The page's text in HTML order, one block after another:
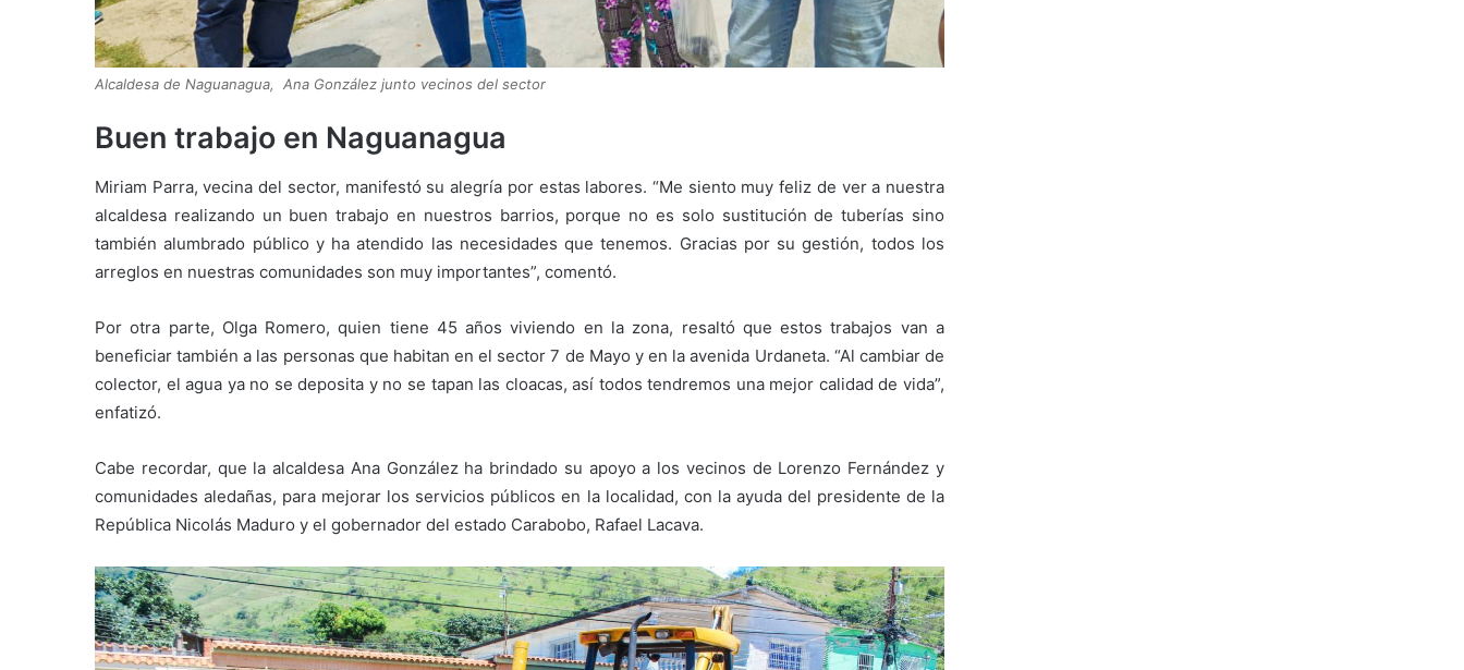
Alcaldesa de Naguanagua, Ana González junto vecinos del sector
Buen trabajo en Naguanagua
Miriam Parra, vecina del sector, manifestó su alegría por estas labores. “Me siento muy feliz de ver a nuestra
alcaldesa realizando un buen trabajo en nuestros barrios, porque no es solo sustitución de tuberías sino
también alumbrado público y ha atendido las necesidades que tenemos. Gracias por su gestión, todos los
arreglos en nuestras comunidades son muy importantes”, comentó.
Por otra parte, Olga Romero, quien tiene 45 años viviendo en la zona, resaltó que estos trabajos van a
beneficiar también a las personas que habitan en el sector 7 de Mayo y en la avenida Urdaneta. “Al cambiar de
colector, el agua ya no se deposita y no se tapan las cloacas, así todos tendremos una mejor calidad de vida”,
enfatizó.
Cabe recordar, que la alcaldesa Ana González ha brindado su apoyo a los vecinos de Lorenzo Fernández y
comunidades aledañas, para mejorar los servicios públicos en la localidad, con la ayuda del presidente de la
República Nicolás Maduro y el gobernador del estado Carabobo, Rafael Lacava.